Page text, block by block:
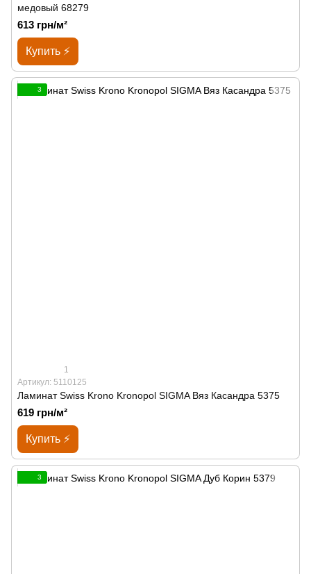
медовый 68279
613 грн/м²
Купить ⚡
3
1
Артикул: 5110125
Ламинат Swiss Krono Kronopol SIGMA Вяз Касандра 5375
619 грн/м²
Купить ⚡
3